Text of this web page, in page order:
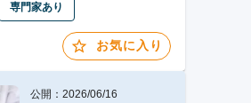
専門家あり
お気に入り
公開：2026/06/16